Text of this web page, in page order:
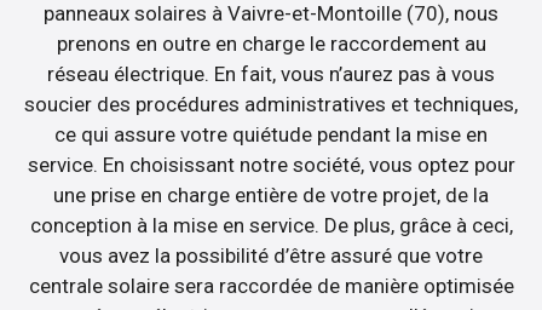
panneaux solaires à Vaivre-et-Montoille (70), nous
prenons en outre en charge le raccordement au
réseau électrique. En fait, vous n’aurez pas à vous
soucier des procédures administratives et techniques,
ce qui assure votre quiétude pendant la mise en
service. En choisissant notre société, vous optez pour
une prise en charge entière de votre projet, de la
conception à la mise en service. De plus, grâce à ceci,
vous avez la possibilité d’être assuré que votre
centrale solaire sera raccordée de manière optimisée